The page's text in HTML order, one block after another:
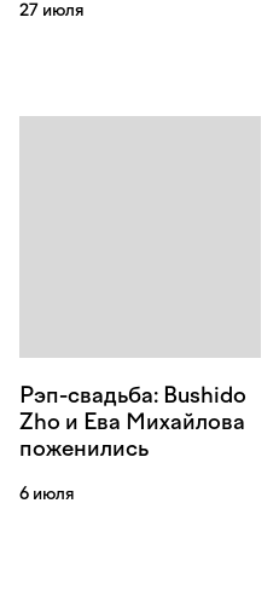
27 июля
Рэп-свадьба: Bushido
Zho и Ева Михайлова
поженились
6 июля